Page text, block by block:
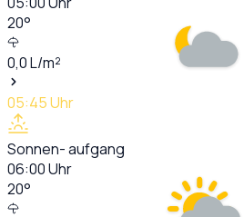
20°
0,0L/m²
05:45Uhr
Sonnen- aufgang
06:00Uhr
20°